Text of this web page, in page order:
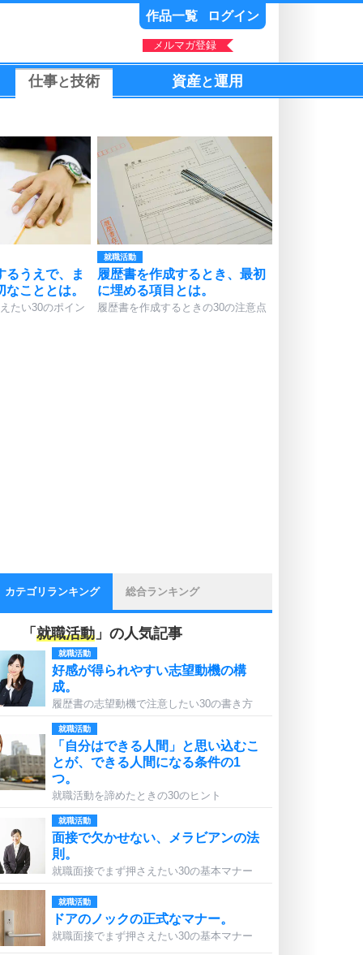
作品一覧 ログイン
メルマガ登録
仕事と技術 資産と運用
るうえで、ま
こととは。
たい30のポイン
就職活動
履歴書を作成するとき、最初
に埋める項目とは。
履歴書を作成するときの30の注意点
カテゴリランキング 総合ランキング
「 就職活動 」の人気記事
就職活動
好感が得られやすい志望動機の構
成。
履歴書の志望動機で注意したい30の書き方
就職活動
「自分はできる人間」と思い込むこ
とが、できる人間になる条件の1
つ。
就職活動を諦めたときの30のヒント
就職活動
面接で欠かせない、メラビアンの法
則。
就職面接でまず押さえたい30の基本マナー
就職活動
ドアのノックの正式なマナー。
就職面接でまず押さえたい30の基本マナー